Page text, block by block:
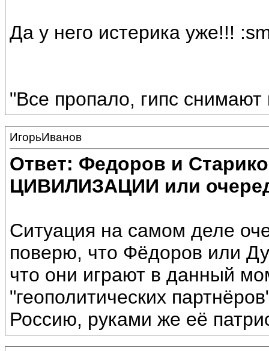
Да у него истерика уже!!!
"Все пропало, гипс снимают
ИгорьИванов
Ответ: Федоров и
ЦИВИЛИЗАЦИИ или
Ситуация на самом деле
поверю, что Фёдоров или
что они играют в данный
"геополитических
Россию, руками же её